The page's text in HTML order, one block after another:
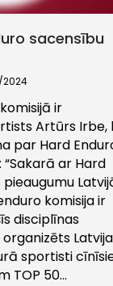
sacensību
ir
Artūrs Irbe,
par Hard
ar Hard
komisija ir
disciplīnas
sportisti
TOP 50…